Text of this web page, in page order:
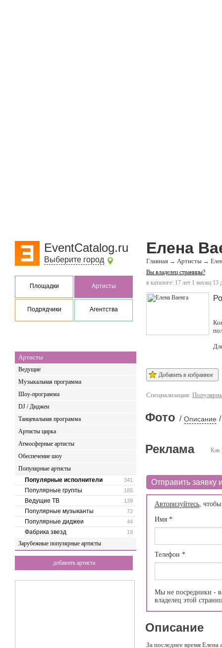
EventCatalog.ru
Выберите город
Площадки Артисты
Подрядчики Агентства
Артисты
Ведущие
Музыкальная программа
Шоу-программа
DJ / Диджеи
Танцевальная программа
Артисты цирка
Атмосферные артисты
Обеспечение шоу
Популярные артисты
341
Популярные исполнители
185
Популярные группы
139
Ведущие ТВ
72
Популярные музыканты
44
Популярные диджеи
19
Фабрика звезд
Зарубежные популярные артисты
добавить артиста
Елена
Главная → Артисты →
Вы владелец страницы?
в каталоге: 17 лет 1 месяц 13
Добавить в избранное
Специализация:
Фото / Описание /
Как
Реклама
Отправить заявку
Авторизуйтесь,
Имя *
Телефон *
Мы не посредники -
владелец этой
Описание
За последнее время